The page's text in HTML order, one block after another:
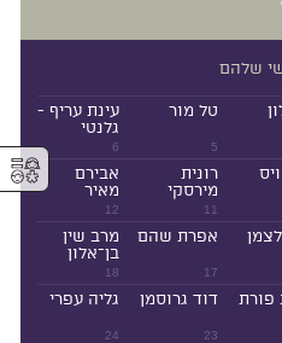
שלהם
5
טל מור
6
עינת עריף -
גלנטי
11
רונית
מירסקי
12
אבירם
מאיר
17
אפרת שהם
18
מרב שין
בן־אלון
פורת
23
דוד גרוסמן
24
גליה עפרי
⚥︎